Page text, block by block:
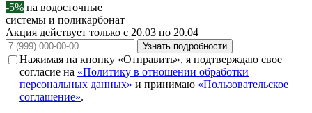
-5% на водосточные
системы и поликарбонат
Акция действует только с 20.03 по 20.04
Узнать подробности
Нажимая на кнопку «Отправить», я подтверждаю свое
согласие на «Политику в отношении обработки
персональных данных» и принимаю «Пользовательское
соглашение».